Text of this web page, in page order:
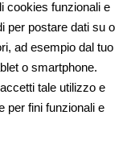
cookies funzionali e
per postare dati su o
ad esempio dal tuo
o smartphone.
tale utilizzo e
per fini funzionali e